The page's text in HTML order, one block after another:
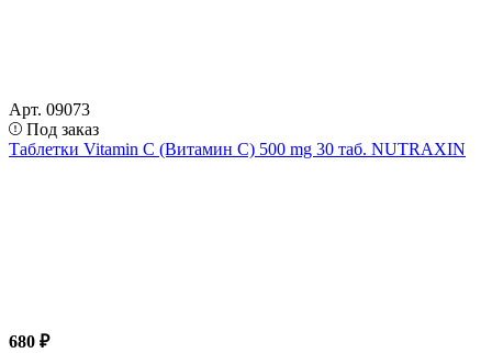
Арт. 09073
Под заказ
Таблетки Vitamin C (Витамин С) 500 mg 30 таб. NUTRAXIN
680 ₽